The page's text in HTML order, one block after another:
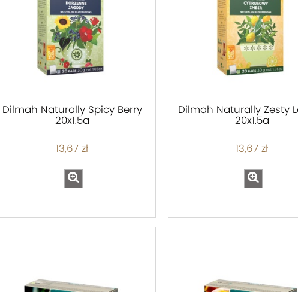
Dilmah Naturally Spicy Berry
20x1,5g
13,67 zł
Dilmah Naturally Zesty
20x1,5g
13,67 zł